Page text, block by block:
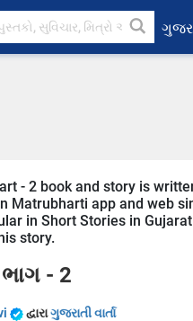
- 2 book and story is
Matrubharti app and web
in Short Stories in
story.
ભાગ - 2
દ્વારાગુજરાતી વાર્તા